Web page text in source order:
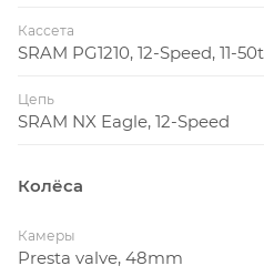
Кассета
SRAM PG1210, 12-Speed, 11-50t
Цепь
SRAM NX Eagle, 12-Speed
Колёса
Камеры
Presta valve, 48mm